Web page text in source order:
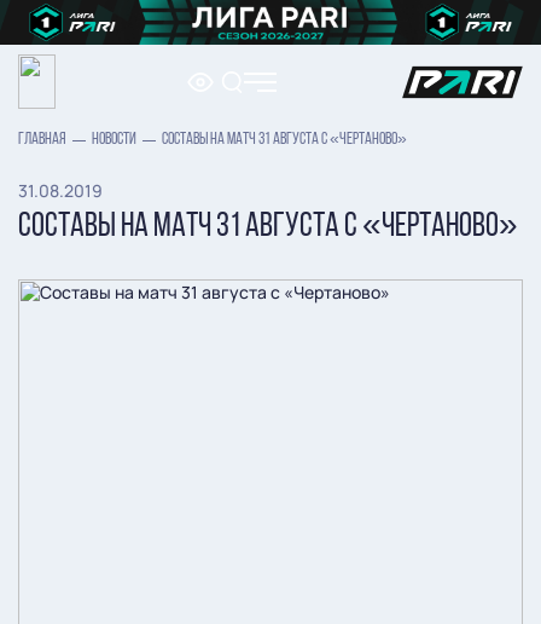
ГЛАВНАЯ НОВОСТИ СОСТАВЫ НА МАТЧ 31 АВГУСТА С «ЧЕРТАНОВО»
31.08.2019
СОСТАВЫ НА МАТЧ 31 АВГУСТА С «ЧЕРТАНОВО»